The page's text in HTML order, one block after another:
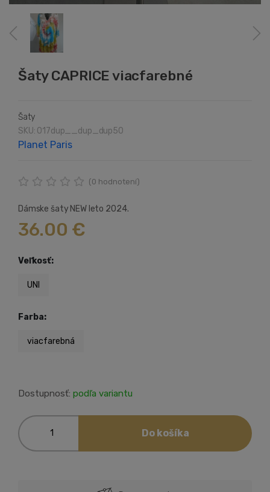
Šaty CAPRICE viacfarebné
Šaty
SKU: 017dup__dup_dup50
Planet Paris
(0 hodnotení)
Dámske šaty NEW leto 2024.
36.00 €
Dostupnosť: podľa variantu
Veľkosť:
UNI
Farba:
viacfarebná
Do košíka